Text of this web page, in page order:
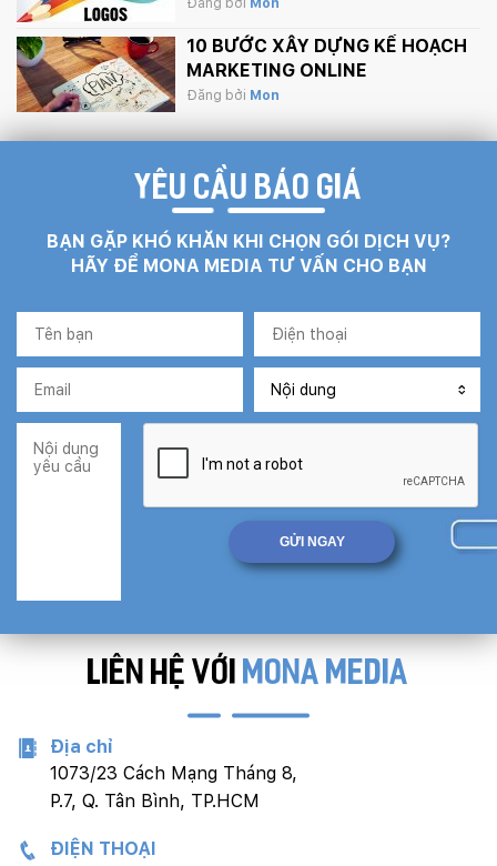
Đăng bởi Mon
10 BƯỚC XÂY DỰNG KẾ HOẠCH
MARKETING ONLINE
Đăng bởi Mon
YÊU CẦU BÁO GIÁ
BẠN GẶP KHÓ KHĂN KHI CHỌN GÓI DỊCH VỤ?
HÃY ĐỂ MONA MEDIA TƯ VẤN CHO BẠN
LIÊN HỆ VỚI MONA MEDIA
Địa chỉ
1073/23 Cách Mạng Tháng 8,
P.7, Q. Tân Bình, TP.HCM
ĐIỆN THOẠI